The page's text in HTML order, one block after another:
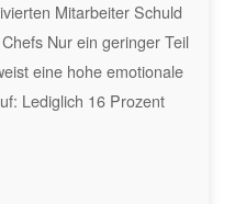
Mitarbeiter Schuld
Nur ein geringer Teil
eine hohe emotionale
Lediglich 16 Prozent